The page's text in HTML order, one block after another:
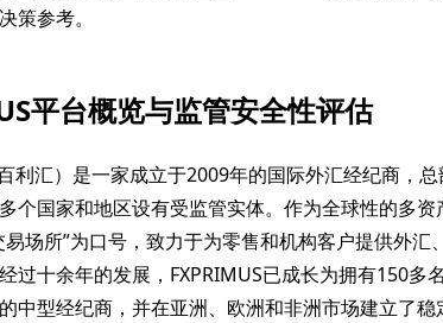
策参考。
平台概览与监管安全性评估
利汇）是一家成立于2009年的国际外汇经纪商，
个国家和地区设有受监管实体。作为全球性的多资
易场所”为口号，致力于为零售和机构客户提供外汇
过十余年的发展，FXPRIMUS已成长为拥有150多
中型经纪商，并在亚洲、欧洲和非洲市场建立了稳